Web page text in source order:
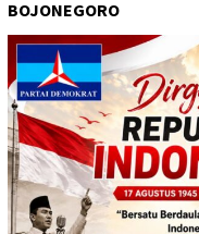
BOJONEGORO